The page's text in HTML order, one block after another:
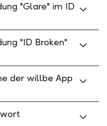
"Glare" im ID
"ID Broken"
der willbe App